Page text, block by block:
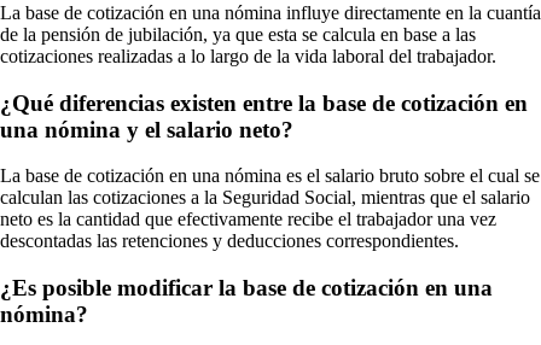
La base de cotización en una nómina influye directamente en la cuantía
de la pensión de jubilación, ya que esta se calcula en base a las
cotizaciones realizadas a lo largo de la vida laboral del trabajador.
¿Qué diferencias existen entre la base de cotización en
una nómina y el salario neto?
La base de cotización en una nómina es el salario bruto sobre el cual se
calculan las cotizaciones a la Seguridad Social, mientras que el salario
neto es la cantidad que efectivamente recibe el trabajador una vez
descontadas las retenciones y deducciones correspondientes.
¿Es posible modificar la base de cotización en una
nómina?